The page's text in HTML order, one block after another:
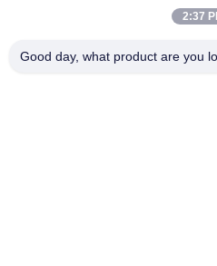
precisievlek
2:37
Good day, what product are you